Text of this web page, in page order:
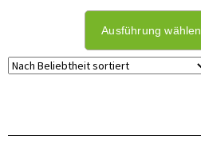
Ausführung wählen